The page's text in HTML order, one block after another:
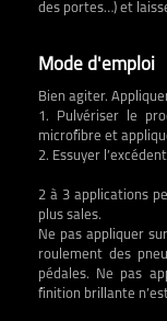
des portes…) et
Mode d'emploi
Bien agiter.
1. Pulvériser le
microfibre et
2. Essuyer
2 à 3 applications
plus sales.
Ne pas appliquer
roulement des
pédales. Ne pas
finition brillante